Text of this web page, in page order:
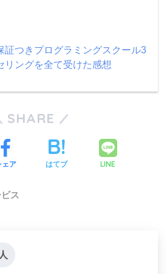
証つきプログラミングスクール3
リングを全て受けた感想
SHARE
ェア はてブ LINE
ス